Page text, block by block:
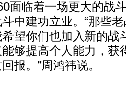
面临着一场更大的战
中建功立业。“那些
望你们也加入新的战
够提高个人能力，获
报。”周鸿祎说。